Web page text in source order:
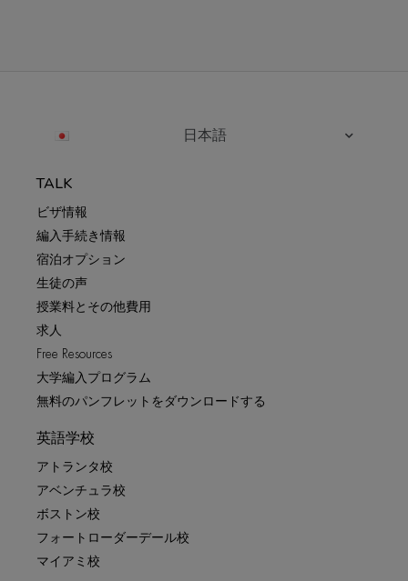
日本語
TALK
ビザ情報
編入手続き情報
宿泊オプション
生徒の声
授業料とその他費用
求人
Free Resources
大学編入プログラム
無料のパンフレットをダウンロードする
英語学校
アトランタ校
アベンチュラ校
ボストン校
フォートローダーデール校
マイアミ校